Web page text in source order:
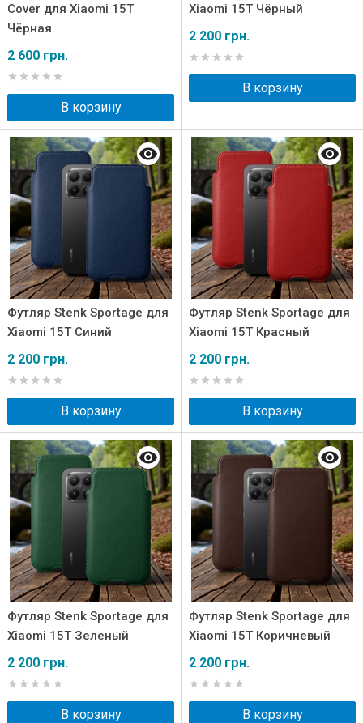
Cover для Xiaomi 15T
Чёрная
2 600 грн.
В корзину
Xiaomi 15T Чёрный
2 200 грн.
В корзину
Футляр Stenk Sportage для
Xiaomi 15T Синий
2 200 грн.
В корзину
Футляр Stenk Sportage для
Xiaomi 15T Красный
2 200 грн.
В корзину
Футляр Stenk Sportage для
Xiaomi 15T Зеленый
2 200 грн.
В корзину
Футляр Stenk Sportage для
Xiaomi 15T Коричневый
2 200 грн.
В корзину